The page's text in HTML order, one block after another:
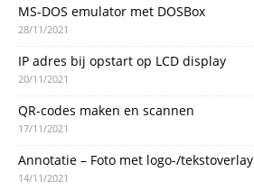
MS-DOS emulator met DOSBox
28/11/2021
IP adres bij opstart op LCD display
20/11/2021
QR-codes maken en scannen
17/11/2021
Annotatie – Foto met logo-/tekstoverlay
14/11/2021